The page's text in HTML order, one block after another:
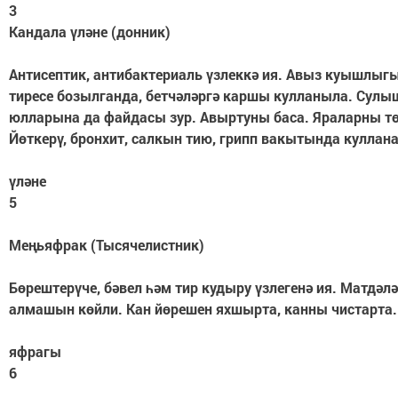
3
Кандала үләне (донник)
Антисептик, антибактериаль үзлеккә ия. Авыз
тиресе бозылганда, бетчәләргә каршы кулланыла.
юлларына да файдасы зур. Авыртуны баса. Яраларны
Йөткерү, бронхит, салкын тию, грипп вакытында
үләне
5
Меңьяфрак (Тысячелистник)
Бөрештерүче, бәвел һәм тир кудыру үзлегенә ия.
алмашын көйли. Кан йөрешен яхшырта, канны чистарта.
яфрагы
6